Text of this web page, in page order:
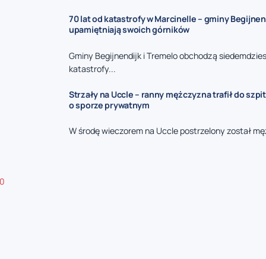
70 lat od katastrofy w Marcinelle – gminy
upamiętniają swoich górników
Gminy Begijnendijk i Tremelo obchodzą
katastrofy...
Strzały na Uccle – ranny mężczyzna trafił do
o sporze prywatnym
W środę wieczorem na Uccle postrzelony został